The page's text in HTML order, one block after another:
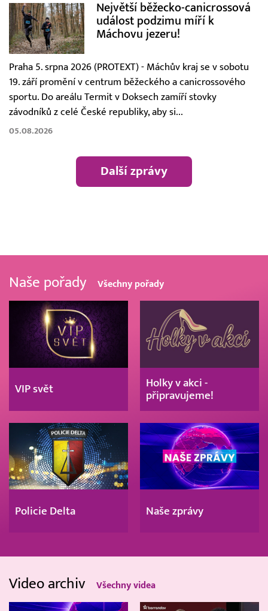
Největší běžecko-canicrossová
událost podzimu míří k
Máchovu jezeru!
Praha 5. srpna 2026 (PROTEXT) - Máchův kraj se v sobotu
19. září promění v centrum běžeckého a canicrossového
sportu. Do areálu Termit v Doksech zamíří stovky
závodníků z celé České republiky, aby si...
05.08.2026
Další zprávy
Naše pořady Všechny pořady
VIP svět
Holky v akci -
připravujeme!
Policie Delta Naše zprávy
Video archiv Všechny videa